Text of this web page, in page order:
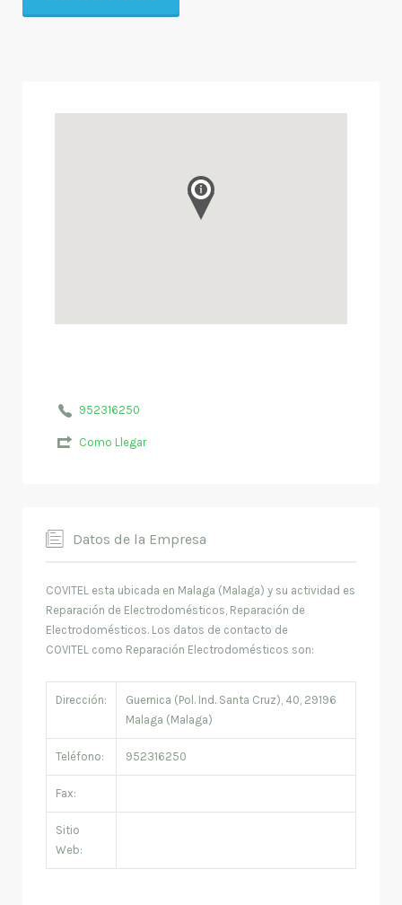
952316250
Como Llegar
Datos de la Empresa
COVITEL esta ubicada en Malaga (Malaga) y su actividad es
Reparación de Electrodomésticos, Reparación de
Electrodomésticos. Los datos de contacto de
COVITEL como Reparación Electrodomésticos son:
Dirección:
Guernica (Pol. Ind. Santa Cruz), 40, 29196
Malaga (Malaga)
Teléfono: 952316250
Fax:
Sitio
Web: